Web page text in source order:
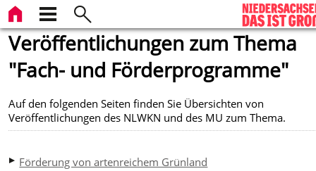
Veröffentlichungen zum Thema
"Fach- und Förderprogramme"
Auf den folgenden Seiten finden Sie Übersichten von
Veröffentlichungen des NLWKN und des MU zum Thema.
Förderung von artenreichem Grünland